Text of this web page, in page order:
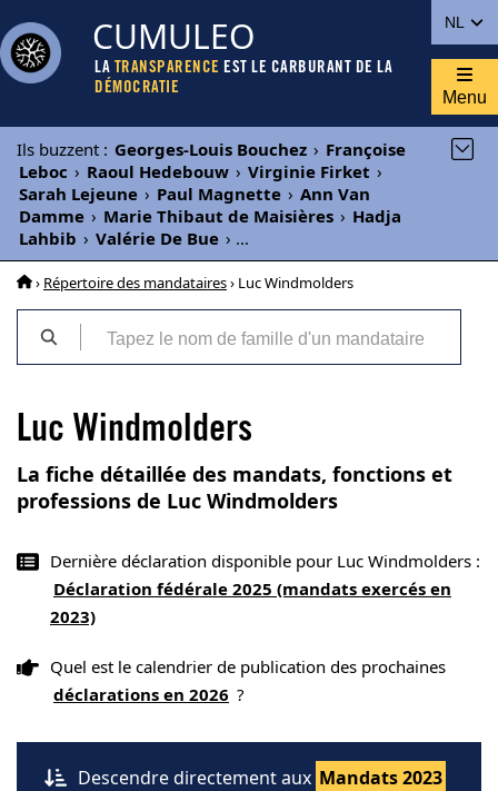
NL
CUMULEO
LA TRANSPARENCE EST LE CARBURANT DE LA
DÉMOCRATIE
Menu
Ils buzzent : Georges-Louis Bouchez › Françoise
Leboc › Raoul Hedebouw › Virginie Firket ›
Sarah Lejeune › Paul Magnette › Ann Van
Damme › Marie Thibaut de Maisières › Hadja
Lahbib › Valérie De Bue › ...
› Répertoire des mandataires› Luc Windmolders
Luc Windmolders
La fiche détaillée des mandats, fonctions et
professions de Luc Windmolders
Dernière déclaration disponible pour Luc Windmolders :
Déclaration fédérale 2025 (mandats exercés en
2023)
Quel est le calendrier de publication des prochaines
déclarations en 2026 ?
Descendre directement aux Mandats 2023